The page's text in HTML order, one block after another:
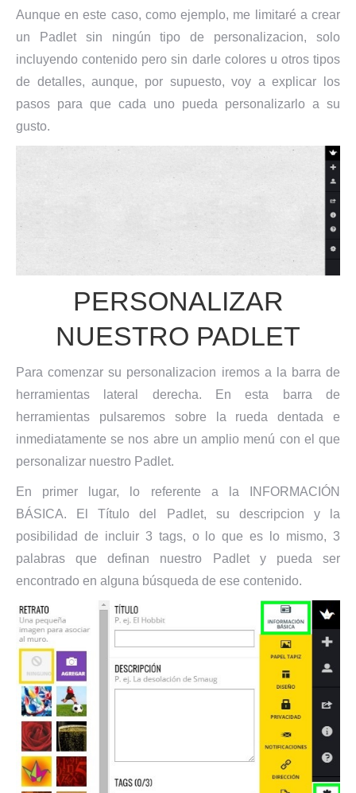
Aunque en este caso, como ejemplo, me limitaré a crear
un Padlet sin ningún tipo de personalizacion, solo
incluyendo contenido pero sin darle colores u otros tipos
de detalles, aunque, por supuesto, voy a explicar los
pasos para que cada uno pueda personalizarlo a su
gusto.
PERSONALIZAR
NUESTRO PADLET
Para comenzar su personalizacion iremos a la barra de
herramientas lateral derecha. En esta barra de
herramientas pulsaremos sobre la rueda dentada e
inmediatamente se nos abre un amplio menú con el que
personalizar nuestro Padlet.
En primer lugar, lo referente a la INFORMACIÓN
BÁSICA. El Título del Padlet, su descripcion y la
posibilidad de incluir 3 tags, o lo que es lo mismo, 3
palabras que definan nuestro Padlet y pueda ser
encontrado en alguna búsqueda de ese contenido.